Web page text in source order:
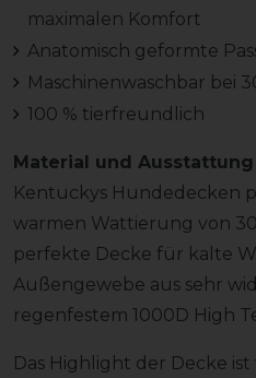
maximalen Komfort
Anatomisch geformte
Maschinenwaschbar bei
100 % tierfreundlich
Material und Ausstattung
Kentuckys Hundedecken
warmen Wattierung von
perfekte Decke für kalte
Außengewebe aus sehr
regenfestem 1000D High
Das Highlight der Decke